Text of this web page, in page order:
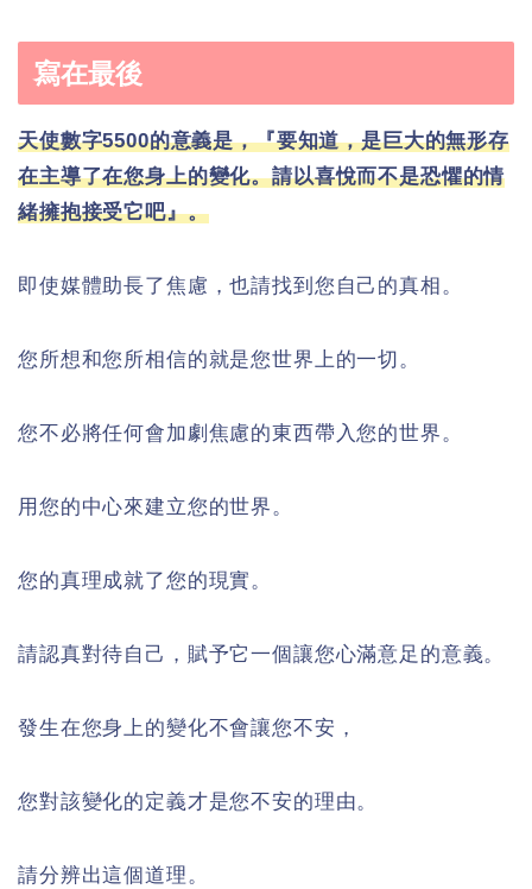
寫在最後
天使數字5500的意義是，『要知道，是巨大的無形存
在主導了在您身上的變化。請以喜悅而不是恐懼的情
緒擁抱接受它吧』。
即使媒體助長了焦慮，也請找到您自己的真相。
您所想和您所相信的就是您世界上的一切。
您不必將任何會加劇焦慮的東西帶入您的世界。
用您的中心來建立您的世界。
您的真理成就了您的現實。
請認真對待自己，賦予它一個讓您心滿意足的意義。
發生在您身上的變化不會讓您不安，
您對該變化的定義才是您不安的理由。
請分辨出這個道理。